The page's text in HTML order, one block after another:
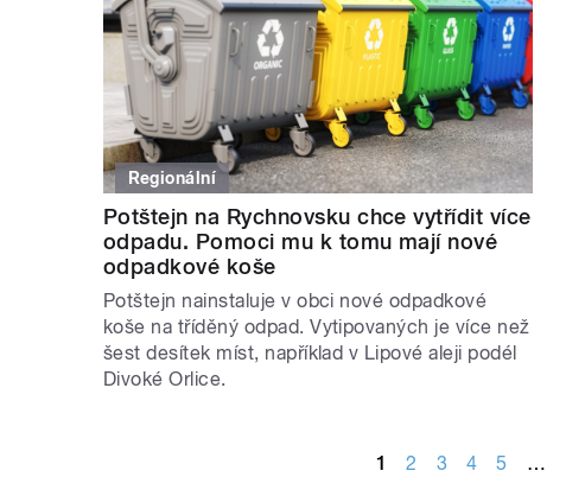
Regionální
Potštejn na Rychnovsku chce vytřídit více
odpadu. Pomoci mu k tomu mají nové
odpadkové koše
Potštejn nainstaluje v obci nové odpadkové
koše na tříděný odpad. Vytipovaných je více než
šest desítek míst, například v Lipové aleji podél
Divoké Orlice.
1 2 3 4 5 …